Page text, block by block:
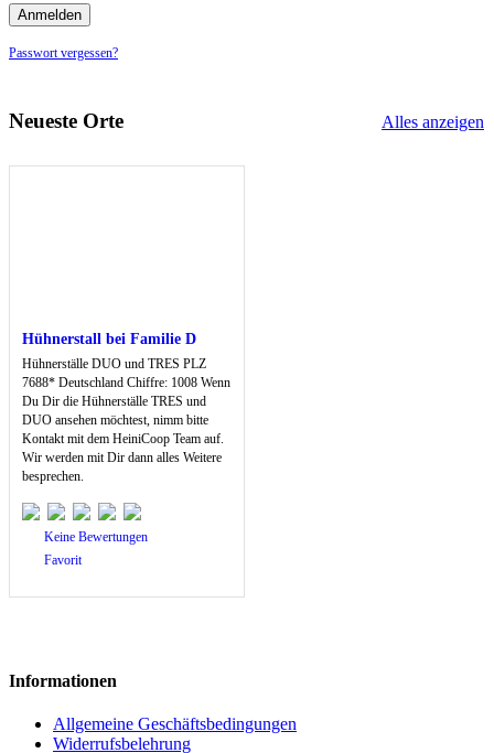
Passwort vergessen?
Neueste Orte Alles anzeigen
Hühnerstall bei Familie D
Hühnerställe DUO und TRES PLZ
7688* Deutschland Chiffre: 1008 Wenn
Du Dir die Hühnerställe TRES und
DUO ansehen möchtest, nimm bitte
Kontakt mit dem HeiniCoop Team auf.
Wir werden mit Dir dann alles Weitere
besprechen.
Keine Bewertungen
Favorit
Informationen
Allgemeine Geschäftsbedingungen
Widerrufsbelehrung